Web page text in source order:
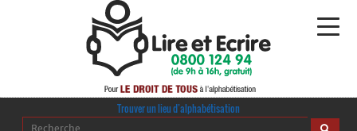
Alphabétisation
Trouver un lieu d’alphabétisation